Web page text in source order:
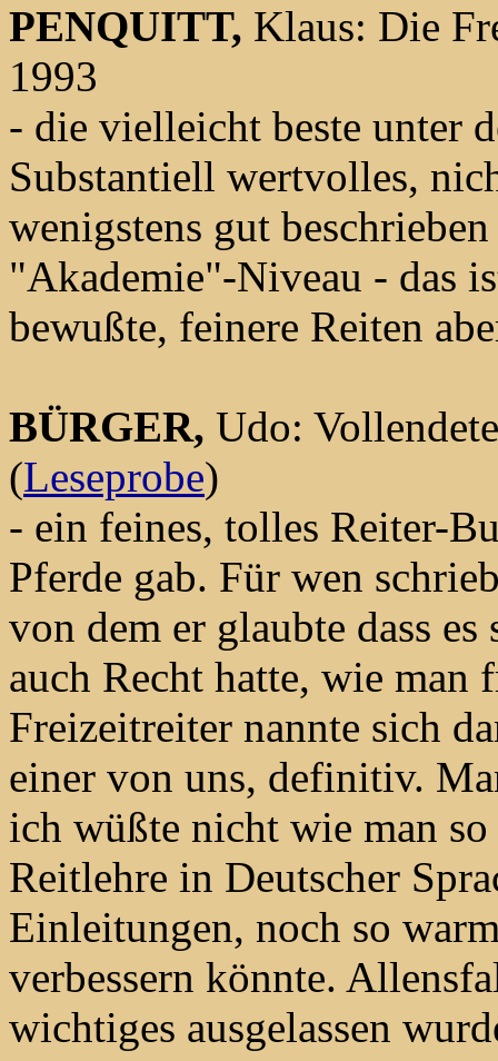
PENQUITT, Klaus: Die
1993
- die vielleicht beste unter
Substantiell wertvolles,
wenigstens gut
"Akademie"-Niveau - das
bewußte, feinere Reiten
BÜRGER, Udo:
(Leseprobe)
- ein feines, tolles Reiter-
Pferde gab. Für wen
von dem er glaubte dass
auch Recht hatte, wie man
Freizeitreiter nannte sich
einer von uns, definitiv.
ich wüßte nicht wie man
Reitlehre in Deutscher
Einleitungen, noch so
verbessern könnte.
wichtiges ausgelassen